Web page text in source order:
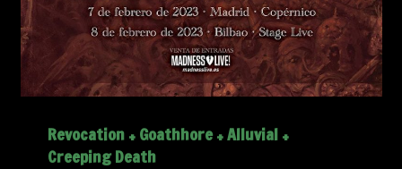
Revocation + Goathhore + Alluvial +
Creeping Death